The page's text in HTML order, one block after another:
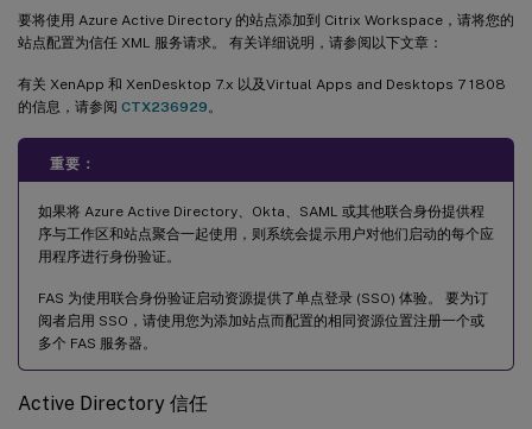
要将使用 Azure Active Directory 的站点添加到 Citrix Workspace，请将您的
站点配置为信任 XML 服务请求。 有关详细说明，请参阅以下文章：
有关 XenApp 和 XenDesktop 7.x 以及Virtual Apps and Desktops 7 1808
的信息，请参阅 CTX236929 。
重要：
如果将 Azure Active Directory、Okta、SAML 或其他联合身份提供程
序与工作区和站点聚合一起使用，则系统会提示用户对他们启动的每个应
用程序进行身份验证。
FAS 为使用联合身份验证启动资源提供了单点登录 (SSO) 体验。 要为订
阅者启用 SSO，请使用您为添加站点而配置的相同资源位置注册一个或
多个 FAS 服务器。
Active Directory 信任